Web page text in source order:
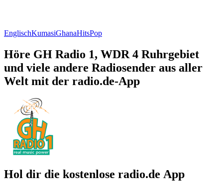
EnglischKumasiGhanaHitsPop
Höre GH Radio 1, WDR 4 Ruhrgebiet
und viele andere Radiosender aus aller
Welt mit der radio.de-App
Hol dir die kostenlose radio.de App